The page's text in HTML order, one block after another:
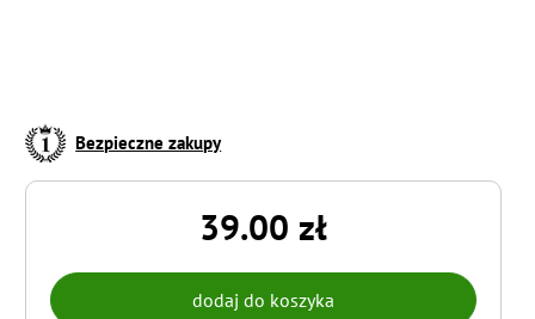
Bezpieczne zakupy
39.00 zł